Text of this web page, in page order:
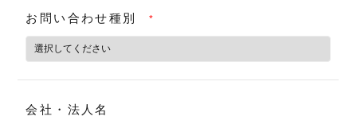
お問い合わせ種別 *
会社・法人名